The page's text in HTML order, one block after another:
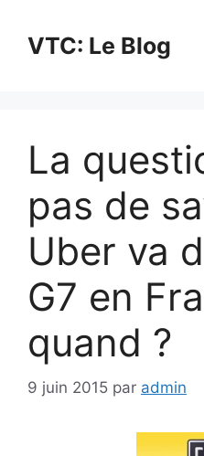
contenuVTC: Le Blog
La
pas de
Uber va
G7 en
quand ?
9 juin 2015 par admin